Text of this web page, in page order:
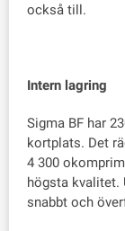
också till.
Intern lagring
Sigma BF har
kortplats. Det
4 300
högsta kvalitet.
snabbt och